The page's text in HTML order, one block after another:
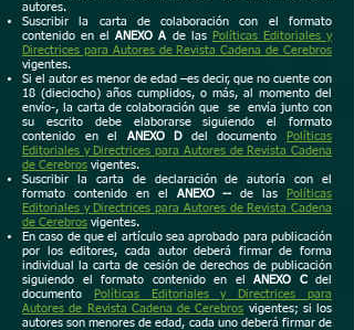
autores.
Suscribir la carta de colaboración con el formato
contenido en elANEXO A de las
Políticas Editoriales y
Directrices para Autores de Revista Cadena de Cerebros
vigentes.
Si el autor es menor de edad –es decir, que no cuente con
18 (dieciocho) años cumplidos, o más, al momento del
envío-, la carta de colaboración que se envía junto con
su escrito debe elaborarse siguiendo el formato
contenido en el ANEXO Ddel documento
Políticas
Editoriales y Directrices para Autores de Revista Cadena
de Cerebros vigentes.
Suscribir la carta de declaración de autoría con el
formato contenido en el ANEXO -- de las
Políticas
Editoriales y Directrices para Autores de Revista Cadena
de Cerebros vigentes.
En caso de que el artículo sea aprobado para publicación
por los editores, cada autor deberá firmar de forma
individual la carta de cesión de derechos de publicación
siguiendo el formato contenido en el ANEXO Cdel
documento
Políticas Editoriales y Directrices para
Autores de Revista Cadena de Cerebros vigentes; si los
autores son menores de edad, cada uno deberá firmar de